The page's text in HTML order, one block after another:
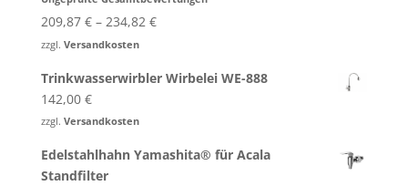
von 5
209,87 €– 234,82 €
zzgl. Versandkosten
Trinkwasserwirbler Wirbelei WE-888
142,00 €
zzgl. Versandkosten
Edelstahlhahn Yamashita® für Acala
Standfilter